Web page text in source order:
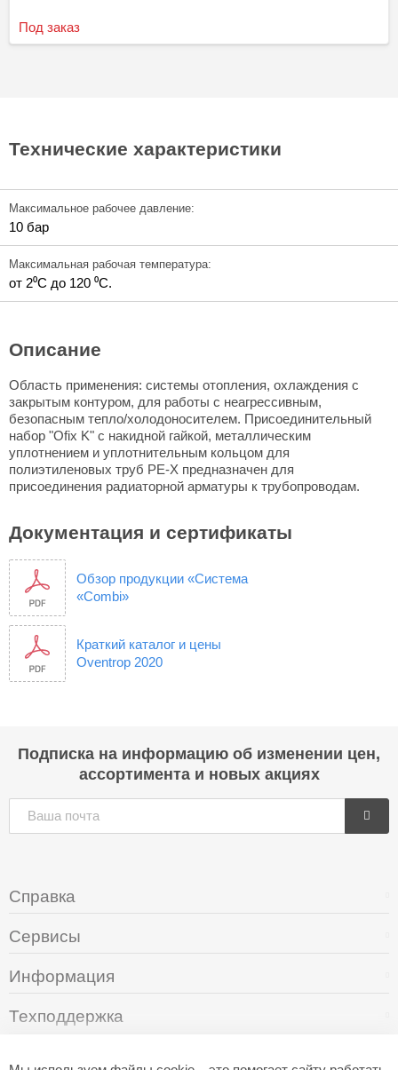
Под заказ
Технические характеристики
Максимальное рабочее давление:
10 бар
Максимальная рабочая температура:
от 2⁰C до 120 ⁰C.
Описание
Область применения: системы отопления, охлаждения с
закрытым контуром, для работы с неагрессивным,
безопасным тепло/холодоносителем. Присоединительный
набор "Ofix K" с накидной гайкой, металлическим
уплотнением и уплотнительным кольцом для
полиэтиленовых труб PE-X предназначен для
присоединения радиаторной арматуры к трубопроводам.
Документация и сертификаты
Обзор продукции «Система
«Combi»
Краткий каталог и цены
Oventrop 2020
Подписка на информацию об изменении цен,
ассортимента и новых акциях
Справка
Сервисы
Информация
Техподдержка